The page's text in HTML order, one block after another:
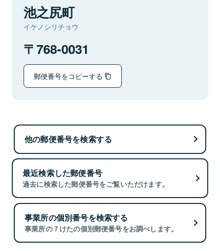
池之尻町
イケノシリチョウ
768-0031
郵便番号をコピーする
他の郵便番号を検索する
最近検索した郵便番号
過去に検索した郵便番号をご覧いただけます。
事業所の個別番号を検索する
事業所の７けたの個別郵便番号をお調べします。